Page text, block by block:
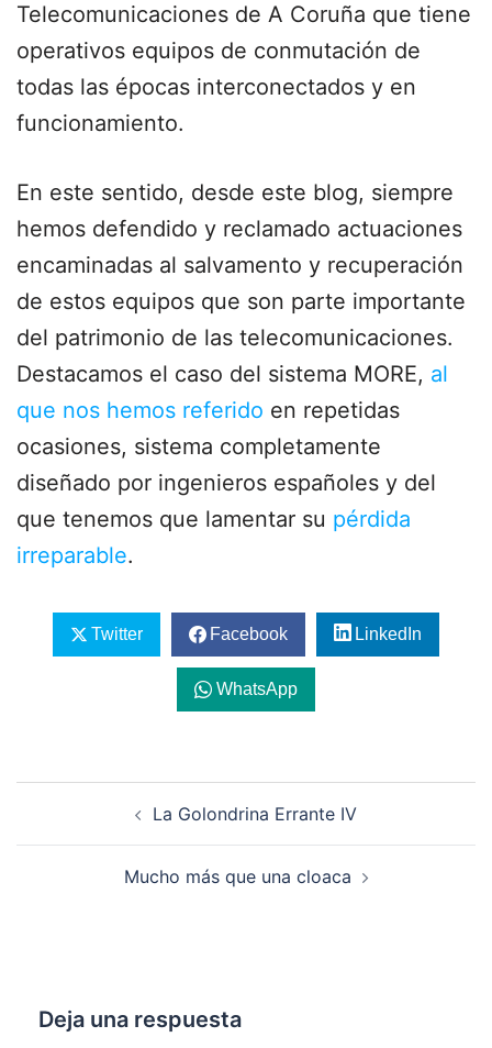
Telecomunicaciones de A Coruña que tiene
operativos equipos de conmutación de
todas las épocas interconectados y en
funcionamiento.
En este sentido, desde este blog, siempre
hemos defendido y reclamado actuaciones
encaminadas al salvamento y recuperación
de estos equipos que son parte importante
del patrimonio de las telecomunicaciones.
Destacamos el caso del sistema MORE, al
que nos hemos referido en repetidas
ocasiones, sistema completamente
diseñado por ingenieros españoles y del
que tenemos que lamentar su pérdida
irreparable.
Twitter Facebook LinkedIn
WhatsApp
La Golondrina Errante IV
Mucho más que una cloaca
Deja una respuesta